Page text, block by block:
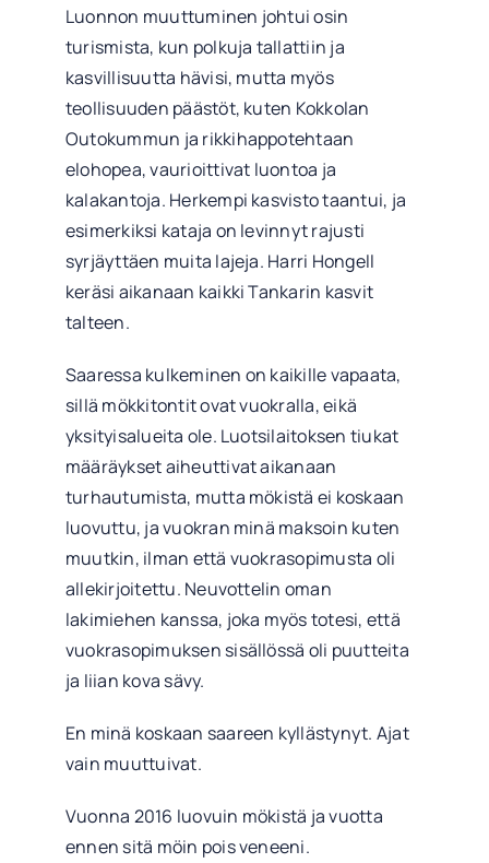
Luonnon muuttuminen johtui osin
turismista, kun polkuja tallattiin ja
kasvillisuutta hävisi, mutta myös
teollisuuden päästöt, kuten Kokkolan
Outokummun ja rikkihappotehtaan
elohopea, vaurioittivat luontoa ja
kalakantoja. Herkempi kasvisto taantui, ja
esimerkiksi kataja on levinnyt rajusti
syrjäyttäen muita lajeja. Harri Hongell
keräsi aikanaan kaikki Tankarin kasvit
talteen.
Saaressa kulkeminen on kaikille vapaata,
sillä mökkitontit ovat vuokralla, eikä
yksityisalueita ole. Luotsilaitoksen tiukat
määräykset aiheuttivat aikanaan
turhautumista, mutta mökistä ei koskaan
luovuttu, ja vuokran minä maksoin kuten
muutkin, ilman että vuokrasopimusta oli
allekirjoitettu. Neuvottelin oman
lakimiehen kanssa, joka myös totesi, että
vuokrasopimuksen sisällössä oli puutteita
ja liian kova sävy.
En minä koskaan saareen kyllästynyt. Ajat
vain muuttuivat.
Vuonna 2016 luovuin mökistä ja vuotta
ennen sitä möin pois veneeni.